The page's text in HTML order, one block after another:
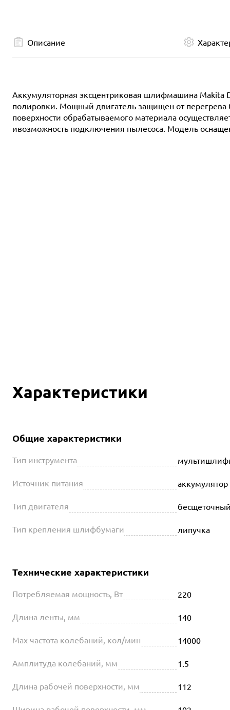
Описание
Аккумуляторная эксцентриковая шлифмашина Makita
полировки. Мощный двигатель защищен от перегрева
поверхности обрабатываемого материала
ивозможность подключения пылесоса. Модель
Характеристики
Общие характеристики
Тип инструмента
Источник питания аккумулятор
Тип двигателя бесщеточный
Тип крепления шлифбумаги липучка
Технические характеристики
Потребляемая мощность, Вт 220
Длина ленты, мм 140
Max частота колебаний, кол/мин 14000
Амплитуда колебаний, мм 1.5
Длина рабочей поверхности, мм 112